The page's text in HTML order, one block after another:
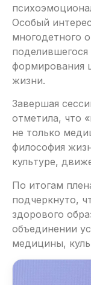
Особый
многодетного
формирования
жизни.
Завершая
отметила, что
не только
философия
культуре,
По итогам
подчеркнуто,
здорового
объединении
медицины,